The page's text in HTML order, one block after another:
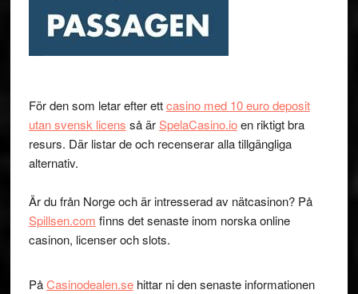
För den som letar efter ettcasino med 10 euro deposit
utan svensk licens så ärSpelaCasino.ioen riktigt bra
resurs. Där listar de och recenserar alla tillgängliga
alternativ.
Är du från Norge och är intresserad av nätcasinon? På
Spillsen.com finns det senaste inom norska online
casinon, licenser och slots.
PåCasinodealen.sehittar ni den senaste informationen